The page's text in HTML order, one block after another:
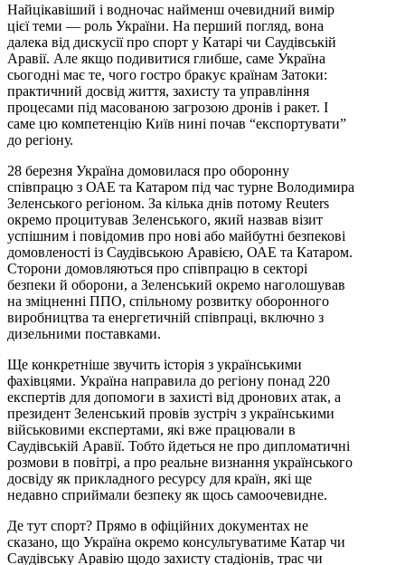
Найцікавіший і водночас найменш очевидний вимір
цієї теми — роль України. На перший погляд, вона
далека від дискусії про спорт у Катарі чи Саудівській
Аравії. Але якщо подивитися глибше, саме Україна
сьогодні має те, чого гостро бракує країнам Затоки:
практичний досвід життя, захисту та управління
процесами під масованою загрозою дронів і ракет. І
саме цю компетенцію Київ нині почав “експортувати”
до регіону.
28 березня Україна домовилася про оборонну
співпрацю з ОАЕ та Катаром під час турне Володимира
Зеленського регіоном. За кілька днів потому Reuters
окремо процитував Зеленського, який назвав візит
успішним і повідомив про нові або майбутні безпекові
домовленості із Саудівською Аравією, ОАЕ та Катаром.
Сторони домовляються про співпрацю в секторі
безпеки й оборони, а Зеленський окремо наголошував
на зміцненні ППО, спільному розвитку оборонного
виробництва та енергетичній співпраці, включно з
дизельними поставками.
Ще конкретніше звучить історія з українськими
фахівцями. Україна направила до регіону понад 220
експертів для допомоги в захисті від дронових атак, а
президент Зеленський провів зустріч з українськими
військовими експертами, які вже працювали в
Саудівській Аравії. Тобто йдеться не про дипломатичні
розмови в повітрі, а про реальне визнання українського
досвіду як прикладного ресурсу для країн, які ще
недавно сприймали безпеку як щось самоочевидне.
Де тут спорт? Прямо в офіційних документах не
сказано, що Україна окремо консультуватиме Катар чи
Саудівську Аравію щодо захисту стадіонів, трас чи